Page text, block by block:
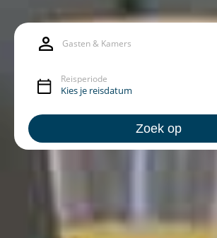
Gasten & Kamers
Reisperiode
Zoek op